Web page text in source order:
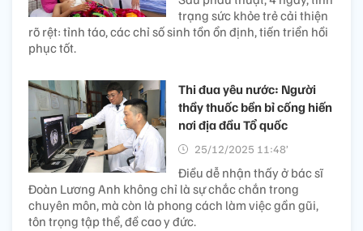
trạng sức khỏe trẻ cải thiện
rõ rệt: tỉnh táo, các chỉ số sinh tồn ổn định, tiến triển hồi
phục tốt.
Thi đua yêu nước: Người
thầy thuốc bền bỉ cống hiến
nơi địa đầu Tổ quốc
25/12/2025 11:48’
Điều dễ nhận thấy ở bác sĩ
Đoàn Lương Anh không chỉ là sự chắc chắn trong
chuyên môn, mà còn là phong cách làm việc gần gũi,
tôn trọng tập thể, đề cao y đức.